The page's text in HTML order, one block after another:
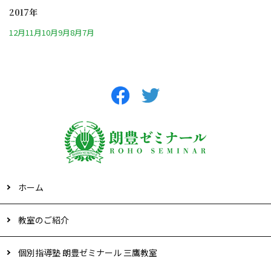
2017年
12月11月10月9月8月7月
ホーム
教室のご紹介
個別指導塾 朗豊ゼミナール 三鷹教室